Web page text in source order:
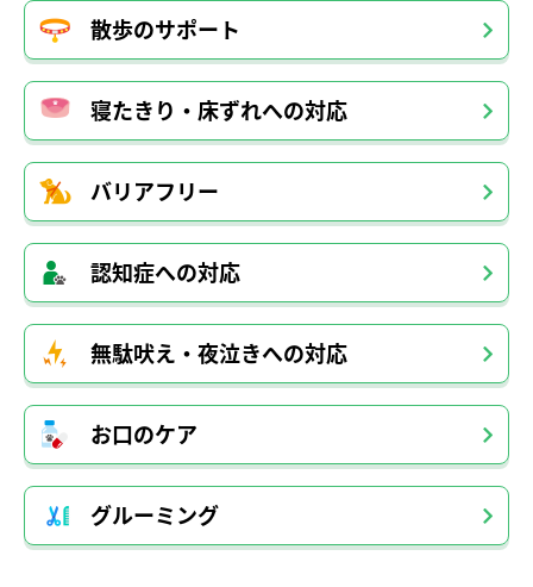
散歩のサポート
寝たきり・床ずれへの対応
バリアフリー
認知症への対応
無駄吠え・夜泣きへの対応
お口のケア
グルーミング